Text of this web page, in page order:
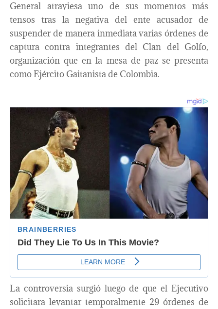
General atraviesa uno de sus momentos más
tensos tras la negativa del ente acusador de
suspender de manera inmediata varias órdenes de
captura contra integrantes del Clan del Golfo,
organización que en la mesa de paz se presenta
como Ejército Gaitanista de Colombia.
La controversia surgió luego de que el Ejecutivo
solicitara levantar temporalmente 29 órdenes de